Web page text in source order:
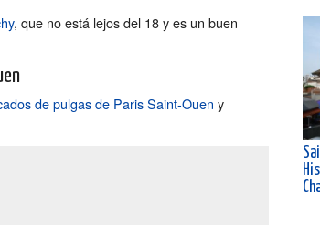
, que no está lejos del 18 y es un buen
de pulgas de Paris Saint-Ouen y